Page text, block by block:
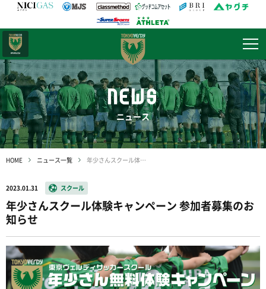
NEWS
ニュース
HOME ニュース一覧 年少さんスクール体験キャンペーン 参加者募集のお知らせ
2023.01.31 スクール
年少さんスクール体験キャンペーン 参加者募集のお
知らせ